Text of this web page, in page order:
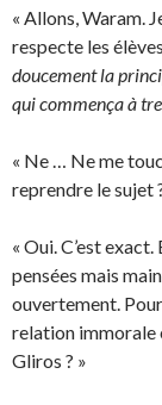
« Allons, Waram.
respecte les
doucement la
qui commença à
« Ne … Ne me
reprendre le sujet
« Oui. C’est
pensées mais
ouvertement.
relation immorale
Gliros ? »